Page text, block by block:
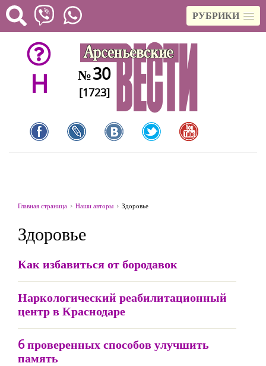
РУБРИКИ
H №30
[1723]
Главная страница Наши авторы Здоровье
Здоровье
Как избавиться от бородавок
Наркологический реабилитационный
центр в Краснодаре
6 проверенных способов улучшить
память